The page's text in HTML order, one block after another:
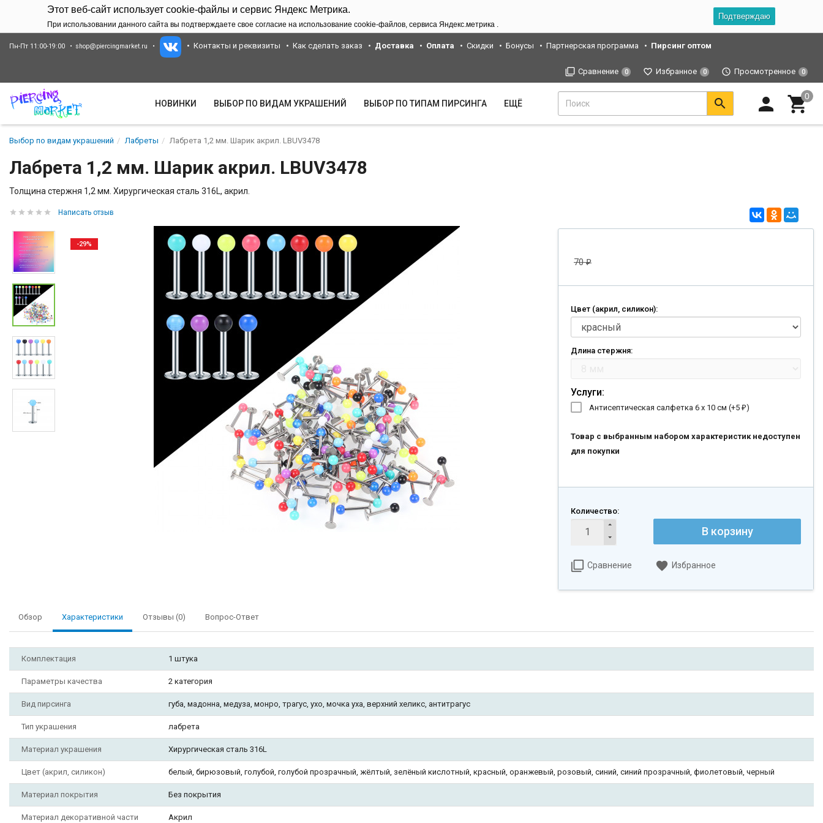
Этот веб-сайт использует cookie-файлы и сервис Яндекс Метрика.
При использовании данного сайта вы подтверждаете свое согласие на использование cookie-файлов, сервиса Яндекс.метрика .
Подтверждаю
Пн-Пт 11:00-19:00 shop@piercingmarket.ru Контакты и реквизиты Как сделать заказ Доставка Оплата Скидки Бонусы Партнерская программа Пирсинг оптом
Сравнение 0 Избранное 0 Просмотренное 0
НОВИНКИ ВЫБОР ПО ВИДАМ УКРАШЕНИЙ ВЫБОР ПО ТИПАМ ПИРСИНГА ЕЩЁ
Выбор по видам украшений Лабреты Лабрета 1,2 мм. Шарик акрил. LBUV3478
Лабрета 1,2 мм. Шарик акрил. LBUV3478
Толщина стержня 1,2 мм. Хирургическая сталь 316L, акрил.
Написать отзыв
-29%
70₽
Цвет (акрил, силикон):
Длина стержня:
Услуги:
Антисептическая салфетка 6 х 10 см (+5 ₽)
Товар с выбранным набором характеристик недоступен
для покупки
Количество:
В корзину
Сравнение Избранное
Обзор Характеристики Отзывы (0) Вопрос-Ответ
Комплектация 1 штука
Параметры качества 2 категория
Вид пирсинга губа, мадонна, медуза, монро, трагус, ухо, мочка уха, верхний хеликс, антитрагус
Тип украшения лабрета
Материал украшения Хирургическая сталь 316L
Цвет (акрил, силикон) белый, бирюзовый, голубой, голубой прозрачный, жёлтый, зелёный кислотный, красный, оранжевый, розовый, синий, синий прозрачный, фиолетовый, черный
Материал покрытия Без покрытия
Материал декоративной части Акрил